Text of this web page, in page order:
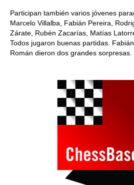
Participan también varios jóvenes
Marcelo Villalba, Fabián Pereira,
Zárate, Rubén Zacarías, Matías
Todos jugaron buenas partidas.
Román dieron dos grandes sorpresas.